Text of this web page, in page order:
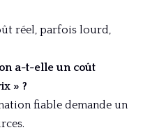
réel, parfois lourd,
a-t-elle un coût
» ?
fiable demande un